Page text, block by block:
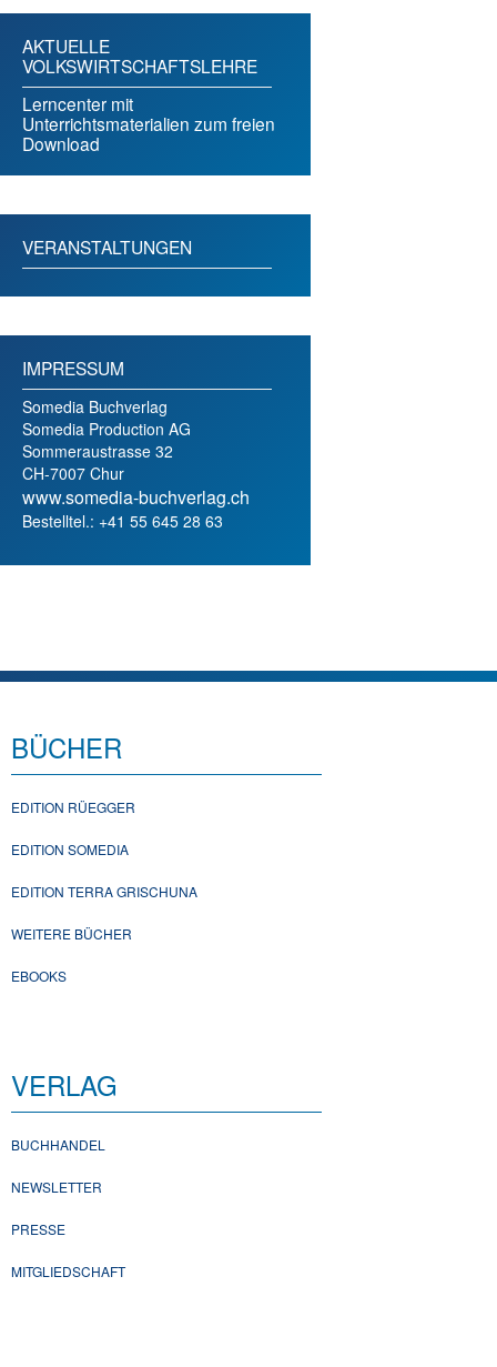
AKTUELLE
VOLKSWIRTSCHAFTSLEHRE
Lerncenter mit
Unterrichtsmaterialien zum freien
Download
VERANSTALTUNGEN
IMPRESSUM
Somedia Buchverlag
Somedia Production AG
Sommeraustrasse 32
CH-7007 Chur
www.somedia-buchverlag.ch
Bestelltel.: +41 55 645 28 63
BÜCHER
EDITION RÜEGGER
EDITION SOMEDIA
EDITION TERRA GRISCHUNA
WEITERE BÜCHER
EBOOKS
VERLAG
BUCHHANDEL
NEWSLETTER
PRESSE
MITGLIEDSCHAFT